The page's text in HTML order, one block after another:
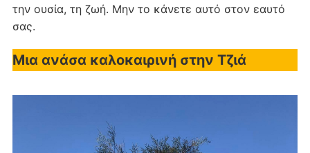
την ουσία, τη ζωή. Μην το κάνετε αυτό στον εαυτό
σας.
Μια ανάσα καλοκαιρινή στην Τζιά